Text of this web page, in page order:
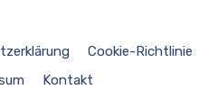
Cookie-Richtlinie
Kontakt